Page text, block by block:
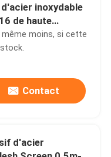
inoxydable
de haute
même moins, si cette
Contact
d'acier